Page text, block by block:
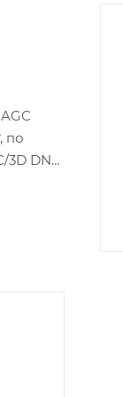
по
DNR;